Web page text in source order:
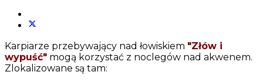
Karpiarze przebywający nad łowiskiem "Złów i
wypuść" mogą korzystać z noclegów nad akwenem.
Zlokalizowane są tam: